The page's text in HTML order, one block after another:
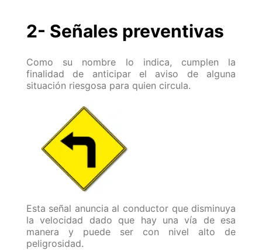
2- Señales preventivas
Como su nombre lo indica, cumplen la
finalidad de anticipar el aviso de alguna
situación riesgosa para quien circula.
Esta señal anuncia al conductor que disminuya
la velocidad dado que hay una vía de esa
manera y puede ser con nivel alto de
peligrosidad.